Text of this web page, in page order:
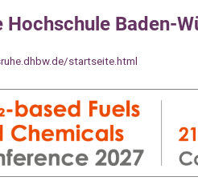
Hochschule Baden-
startseite.html